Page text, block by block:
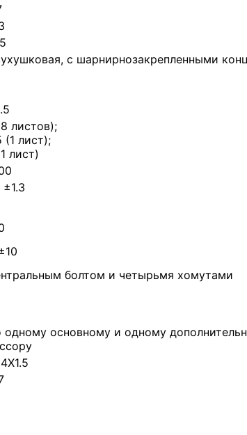
с шарнирнозакрепленными
листов);
(1 лист);
лист)
болтом и четырьмя хомутами
одному основному и одному